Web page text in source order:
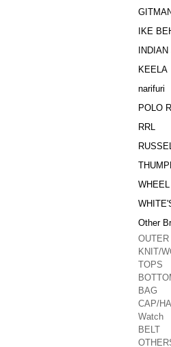
IKE
KEELA
narifuri
POLO
RRL
Other
OUTER
KNIT/
TOPS
BAG
CAP/
Watch
BELT